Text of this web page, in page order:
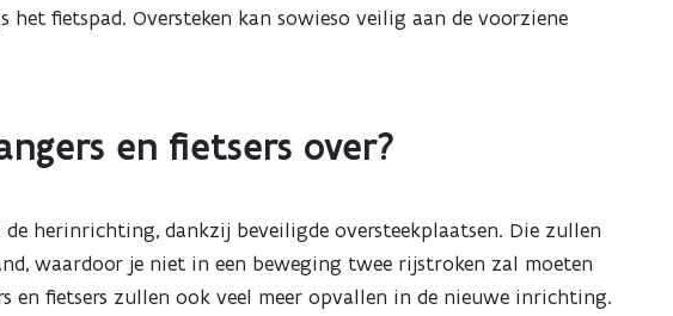
het fietspad. Oversteken kan sowieso veilig aan de voorziene
en fietsers over?
herinrichting, dankzij beveiligde oversteekplaatsen. Die zullen
waardoor je niet in een beweging twee rijstroken zal moeten
en fietsers zullen ook veel meer opvallen in de nieuwe inrichting.